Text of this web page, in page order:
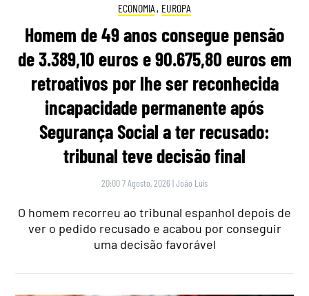
ECONOMIA , EUROPA
Homem de 49 anos consegue pensão
de 3.389,10 euros e 90.675,80 euros em
retroativos por lhe ser reconhecida
incapacidade permanente após
Segurança Social a ter recusado:
tribunal teve decisão final
20:00 7 Agosto, 2026 |João Luís
O homem recorreu ao tribunal espanhol depois de
ver o pedido recusado e acabou por conseguir
uma decisão favorável